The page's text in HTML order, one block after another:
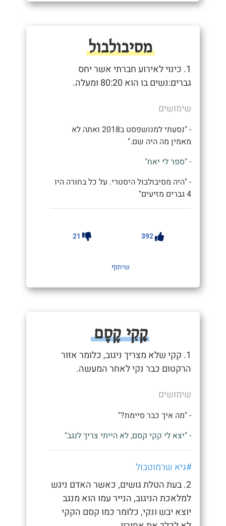
מסיבולבול
1. כינוי לאירוע חברתי אשר יחס
גברים:נשים בו הוא 80:20 ומעלה.
שימושים
- "נסעתי למנושפסט ב2018 ואתה לא
מאמין מה היה שם."
- "ספר לי יאח"
- "היה מסיבולבול היסטרי. על כל בחורה היו
4 גברים מזיעים"
392
21
שיתוף
קָקִי קֶסֶם
1. קקי שלא מצריך ניגוב, כלומר אזור
הרקטום כבר נקי לאחר המעשה.
שימושים
- "מה איך כבר סיימת?"
- "יצא לי קקי קסם, לא הייתי צריך לנגב"
#גיא שרמוטבול
2. בעת הטלת גושים, כאשר האדם ניגש
למלאכת הניגוב, הנייר עמו הוא מנגב
יוצא יבש ונקי, כלומר כמו קסם הקקי